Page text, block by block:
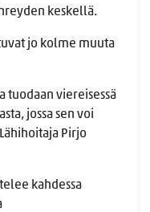
keskellä.
jo kolme muuta
tuodaan viereisessä
jossa sen voi
Pirjo
kahdessa